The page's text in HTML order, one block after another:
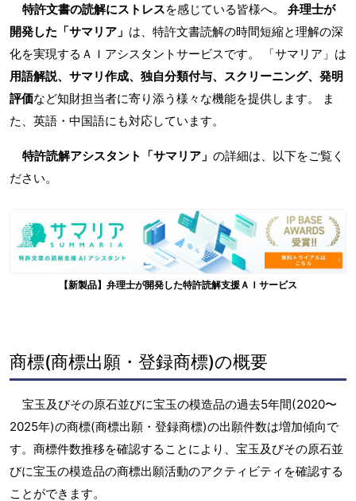
特許文書の読解にストレスを感じている皆様へ。 弁理士が
開発した「サマリア」 は、特許文書読解の時間短縮と理解の深
化を実現するＡＩアシスタントサービスです。 「サマリア」は
用語解説、サマリ作成、独自分類付与、スクリーニング、発明
評価など知財担当者に寄り添う様々な機能を提供します。 ま
た、英語・中国語にも対応しています。
特許読解アシスタント「サマリア」 の詳細は、以下をご覧く
ださい。
【新製品】弁理士が開発した特許読解支援ＡＩサービス
商標(商標出願・登録商標)の概要
宝玉及びその原石並びに宝玉の模造品の過去5年間(2020〜
2025年)の商標(商標出願・登録商標)の出願件数は増加傾向で
す。商標件数推移を確認することにより、宝玉及びその原石並
びに宝玉の模造品の商標出願活動のアクティビティを確認する
ことができます。